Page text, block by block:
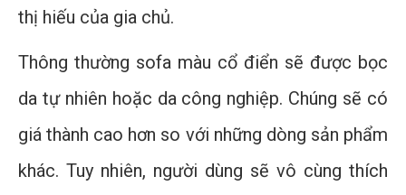
thị hiếu của gia chủ.
Thông thường sofa màu cổ điển sẽ được bọc
da tự nhiên hoặc da công nghiệp. Chúng sẽ có
giá thành cao hơn so với những dòng sản phẩm
khác. Tuy nhiên, người dùng sẽ vô cùng thích